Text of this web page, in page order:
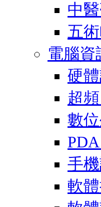
中
五
電腦資
硬
超
數
手
軟